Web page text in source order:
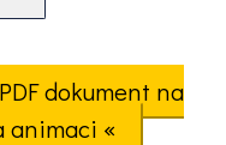
dokument na
animaci «